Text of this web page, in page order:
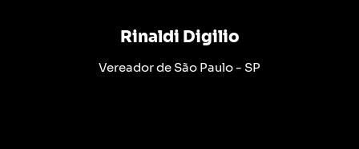
Rinaldi Digilio
Vereador de São Paulo - SP